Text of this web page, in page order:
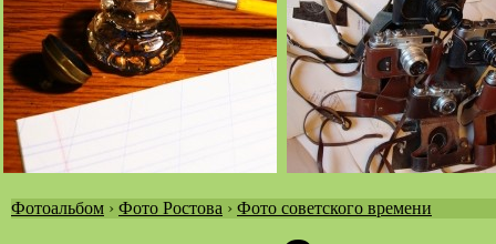
Фотоальбом › Фото Ростова › Фото советского времени